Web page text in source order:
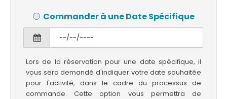
Commander à une Date Spécifique
Lors de la réservation pour une date spécifique, il
vous sera demandé d'indiquer votre date souhaitée
pour l'activité, dans le cadre du processus de
commande. Cette option vous permettra de